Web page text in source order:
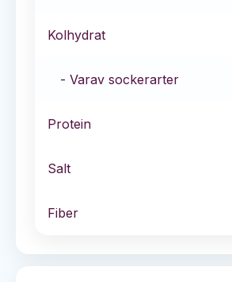
Kolhydrat
- Varav sockerarter
Protein
Salt
Fiber